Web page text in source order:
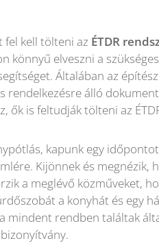
fel kell tölteni az ÉTDR
könnyű elveszni a
Általában az
rendelkezésre álló
ők is feltudják tölteni az
kapunk egy
Kijönnek és megnézik,
a meglévő közműveket,
a konyhát és egy
mindent rendben találtak